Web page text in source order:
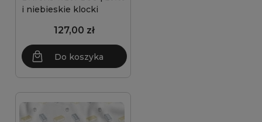
i niebieskie klocki
127,00 zł
Do koszyka